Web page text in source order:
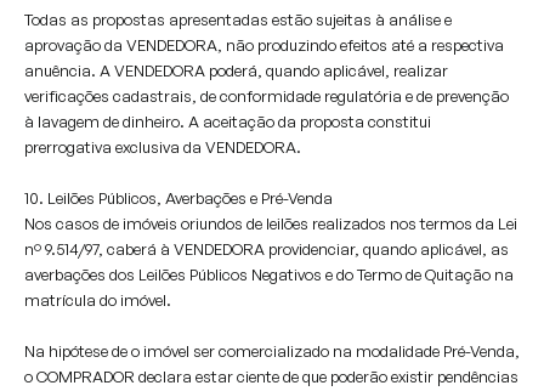
Todas as propostas apresentadas estão sujeitas à análise e
aprovação da VENDEDORA, não produzindo efeitos até a respectiva
anuência. A VENDEDORA poderá, quando aplicável, realizar
verificações cadastrais, de conformidade regulatória e de prevenção
à lavagem de dinheiro. A aceitação da proposta constitui
prerrogativa exclusiva da VENDEDORA.
10. Leilões Públicos, Averbações e Pré-Venda
Nos casos de imóveis oriundos de leilões realizados nos termos da Lei
nº 9.514/97, caberá à VENDEDORA providenciar, quando aplicável, as
averbações dos Leilões Públicos Negativos e do Termo de Quitação na
matrícula do imóvel.
Na hipótese de o imóvel ser comercializado na modalidade Pré-Venda,
o COMPRADOR declara estar ciente de que poderão existir pendências